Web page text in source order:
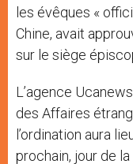
les évêques «
Chine, avait
sur le siège
L’agence
des Affaires
l’ordination aura
prochain, jour de